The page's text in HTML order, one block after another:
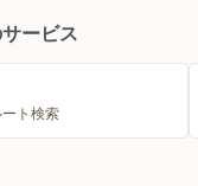
ービス
ト検索